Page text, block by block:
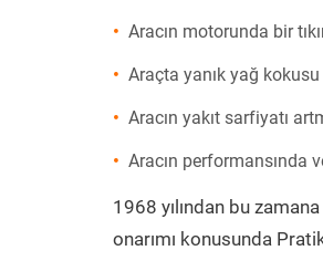
Aracın motorunda bir
Araçta yanık yağ
Aracın yakıt sarfiyatı
Aracın performansında
1968 yılından bu
onarımı konusunda